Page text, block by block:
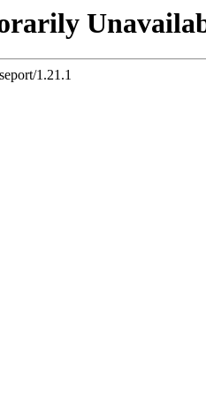
1.21.1